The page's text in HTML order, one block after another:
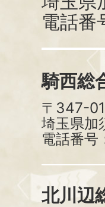
電話番
騎西総
〒347-
埼玉県加
電話番号
北川辺